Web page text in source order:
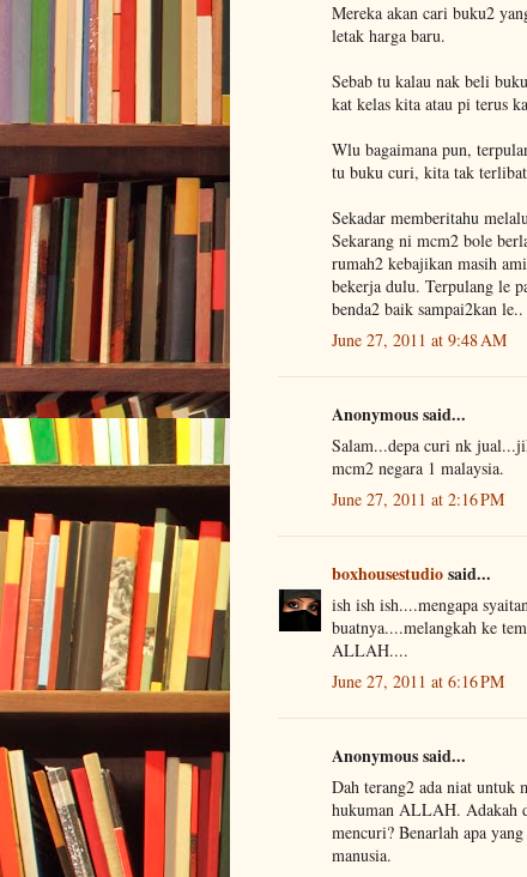
Mereka akan cari buku2
letak harga baru.
Sebab tu kalau nak beli
kat kelas kita atau pi terus
Wlu bagaimana pun,
tu buku curi, kita tak
Sekadar memberitahu
Sekarang ni mcm2 bole
rumah2 kebajikan masih
bekerja dulu. Terpulang le
benda2 baik sampai2kan le..
June 27, 2011 at 9:48 AM
Anonymous said...
Salam...depa curi nk
mcm2 negara 1 malaysia.
June 27, 2011 at 2:16 PM
boxhousestudiosaid...
ish ish ish....mengapa
buatnya....melangkah ke
ALLAH....
June 27, 2011 at 6:16 PM
Anonymous said...
Dah terang2 ada niat untuk
hukuman ALLAH. Adakah
mencuri? Benarlah apa
manusia.